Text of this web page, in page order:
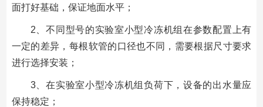
面打好基础，保证地面水平；
2、不同型号的实验室小型冷冻机组在参数配置上有
一定的差异，每根软管的口径也不同，需要根据尺寸要求
进行选择安装；
3、在实验室小型冷冻机组负荷下，设备的出水量应
保持稳定；